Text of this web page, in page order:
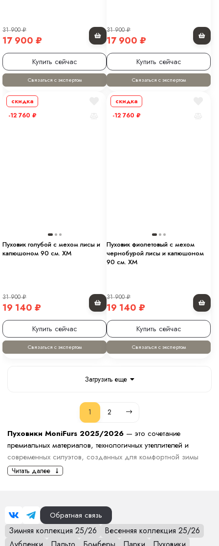
31 900₽
17 900 ₽
Купить сейчас
Связаться с экспертом
31 900₽
17 900 ₽
Купить сейчас
Связаться с экспертом
скидка
-12 760 ₽
Пуховик голубой с мехом лисы и
капюшоном 90 см. ХМ
31 900₽
19 140 ₽
Купить сейчас
Связаться с экспертом
скидка
-12 760 ₽
Пуховик фиолетовый с мехом
чернобурой лисы и капюшоном
90 см. ХМ
31 900₽
19 140 ₽
Купить сейчас
Связаться с экспертом
Загрузить еще
1 2
Пуховики MoniFurs 2025/2026 — это сочетание
премиальных материалов, технологичных утеплителей и
современных силуэтов, созданных для комфортной зимы
при температурах до –25/–30°C. Мы обновили коллекцию,
тепло, эстетику и функциональность.
В линейку вошли удлинённые пуховики, трендовые оверсайз-
модели, классические приталенные силуэты, пуховики с
поясом, объёмными воротниками, простёжкой и гладкой
Читать далее
Обратная связь
Зимняя коллекция 25/26
Весенняя коллекция 25/26